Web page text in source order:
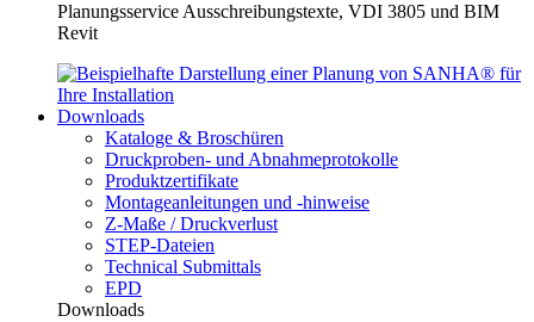
Planungsservice Ausschreibungstexte, VDI 3805 und BIM
Revit
Downloads
Kataloge & Broschüren
Druckproben- und Abnahmeprotokolle
Produktzertifikate
Montageanleitungen und -hinweise
Z-Maße / Druckverlust
STEP-Dateien
Technical Submittals
EPD
Downloads